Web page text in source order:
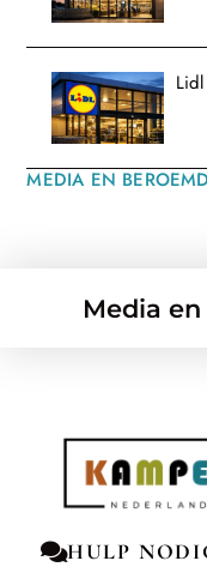
MEDIA EN
Media
HULP